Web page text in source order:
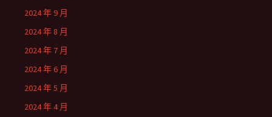
2024 年 9 月
2024 年 8 月
2024 年 7 月
2024 年 6 月
2024 年 5 月
2024 年 4 月